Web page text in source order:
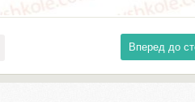
Вперед до